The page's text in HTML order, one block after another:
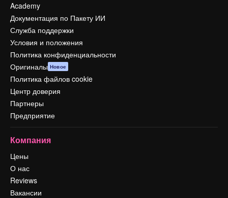
Academy
Документация по Пакету ИИ
Служба поддержки
Условия и положения
Политика конфиденциальности
Оригиналы Новое
Политика файлов cookie
Центр доверия
Партнеры
Предприятие
Компания
Цены
О нас
Reviews
Вакансии